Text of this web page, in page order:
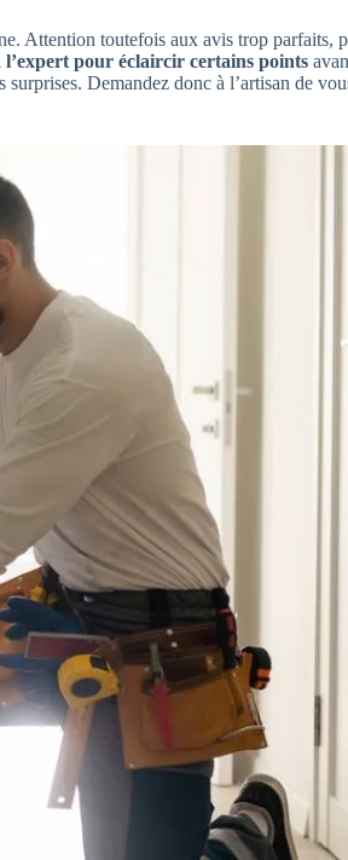
Attention toutefois aux avis trop parfaits,
l’expert pour éclaircir certains points
Demandez donc à l’artisan de